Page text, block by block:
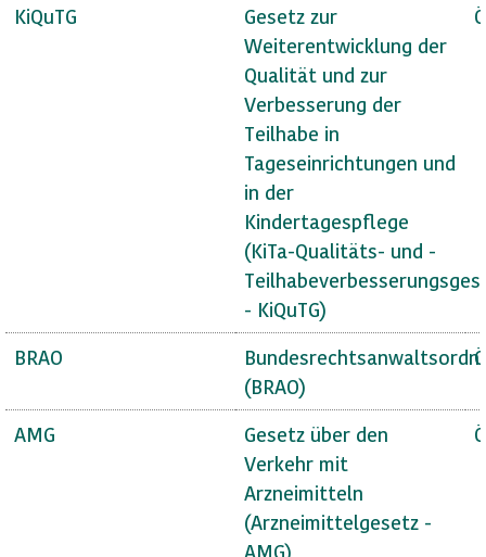
KiQuTG
Gesetz zur
Weiterentwicklung der
Qualität und zur
Verbesserung der
Teilhabe in
Tageseinrichtungen und
in der
Kindertagespflege
(KiTa-Qualitäts- und -
- KiQuTG)
BRAO
(BRAO)
AMG
Gesetz über den
Verkehr mit
Arzneimitteln
(Arzneimittelgesetz -
AMG)